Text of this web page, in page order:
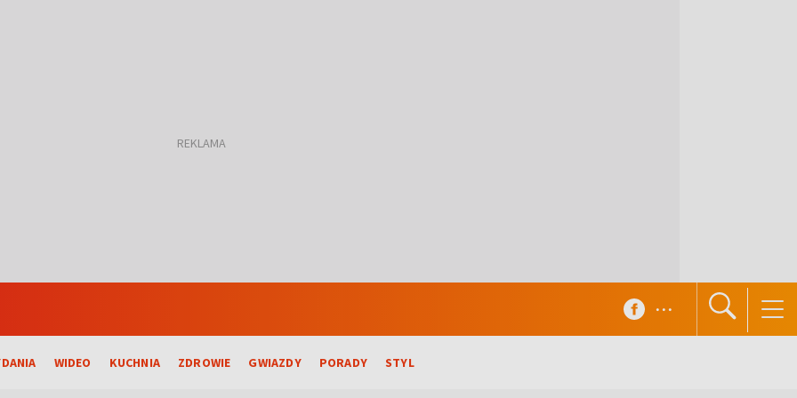
WIDEO KUCHNIA ZDROWIE GWIAZDY PORADY STYL
...